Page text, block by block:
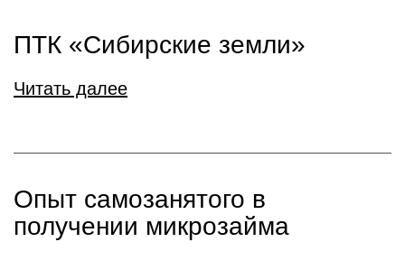
ПТК «Сибирские земли»
Читать далее
Опыт самозанятого в
получении микрозайма